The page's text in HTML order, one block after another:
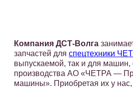
Компания ДСТ-Волга
запчастей для спецтехники
выпускаемой, так и для машин,
производства АО «ЧЕТРА —
машины». Приобретая их у